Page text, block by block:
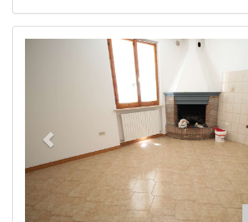
Previous